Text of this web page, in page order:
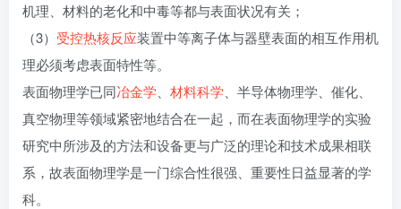
机理、材料的老化和中毒等都与表面状况有关；
（3） 受控热核反应装置中等离子体与器壁表面的相互作用机
理必须考虑表面特性等。
表面物理学已同冶金学 材料科学 、半导体物理学、催化、
真空物理等领域紧密地结合在一起，而在表面物理学的实验
研究中所涉及的方法和设备更与广泛的理论和技术成果相联
系，故表面物理学是一门综合性很强、重要性日益显著的学
科。